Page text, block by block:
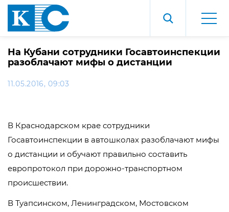
На Кубани сотрудники Госавтоинспекции
разоблачают мифы о дистанции
11.05.2016, 09:03
В Краснодарском крае сотрудники
Госавтоинспекции в автошколах разоблачают мифы
о дистанции и обучают правильно составить
европротокол при дорожно-транспортном
происшествии.
В Туапсинском, Ленинградском, Мостовском